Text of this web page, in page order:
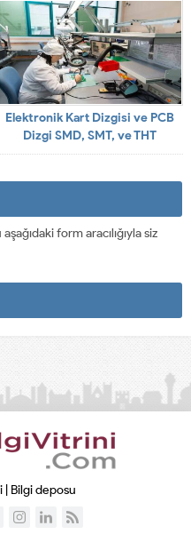
Elektronik Kart Dizgisi ve PCB
Dizgi SMD, SMT, ve THT
Teknolojileri
form aracılığıyla siz
| Bilgi deposu